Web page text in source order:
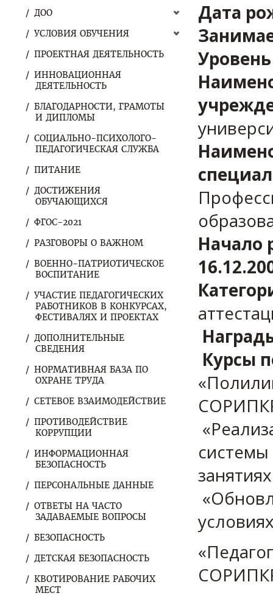
ДОО
УСЛОВИЯ ОБУЧЕНИЯ
ПРОЕКТНАЯ ДЕЯТЕЛЬНОСТЬ
ИННОВАЦИОННАЯ
ДЕЯТЕЛЬНОСТЬ
БЛАГОДАРНОСТИ, ГРАМОТЫ
И ДИПЛОМЫ
СОЦИАЛЬНО-ПСИХОЛОГО-
ПЕДАГОГИЧЕСКАЯ СЛУЖБА
ПИТАНИЕ
ДОСТИЖЕНИЯ
ОБУЧАЮЩИХСЯ
ФГОС-2021
РАЗГОВОРЫ О ВАЖНОМ
ВОЕННО-ПАТРИОТИЧЕСКОЕ
ВОСПИТАНИЕ
УЧАСТИЕ ПЕДАГОГИЧЕСКИХ
РАБОТНИКОВ В КОНКУРСАХ,
ФЕСТИВАЛЯХ И ПРОЕКТАХ
ДОПОЛНИТЕЛЬНЫЕ
СВЕДЕНИЯ
НОРМАТИВНАЯ БАЗА ПО
ОХРАНЕ ТРУДА
СЕТЕВОЕ ВЗАИМОДЕЙСТВИЕ
ПРОТИВОДЕЙСТВИЕ
КОРРУПЦИИ
ИНФОРМАЦИОННАЯ
БЕЗОПАСНОСТЬ
ПЕРСОНАЛЬНЫЕ ДАННЫЕ
ОТВЕТЫ НА ЧАСТО
ЗАДАВАЕМЫЕ ВОПРОСЫ
БЕЗОПАСНОСТЬ
ДЕТСКАЯ БЕЗОПАСНОСТЬ
КВОТИРОВАНИЕ РАБОЧИХ
МЕСТ
Дата
Начало
Курсы